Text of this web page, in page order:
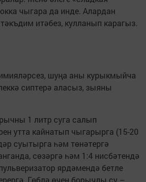
чыгара да инде. Алардан
итәбез, кулланып карагыз.
шуңа аны курыкмыйча
сиптерә аласыз, зыяны
1 литр суга салып
утта кайнатып чыгарырга (15-20
суытырга һәм төнәтергә
сөзәргә һәм 1:4 нисбәтендә
ярдәмендә бетле
Гөблә өчен борычлы су –